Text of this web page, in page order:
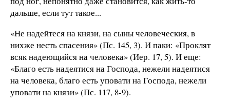
дальше, если тут такое...
«Не надейтеся на князи, на сыны человеческия, в
нихже несть спасения» (Пс. 145, 3). И паки: «Проклят
всяк надеющийся на человека» (Иер. 17, 5). И еще:
«Благо есть надеятися на Господа, нежели надеятися
на человека, благо есть уповати на Господа, нежели
уповати на князи» (Пс. 117, 8-9).